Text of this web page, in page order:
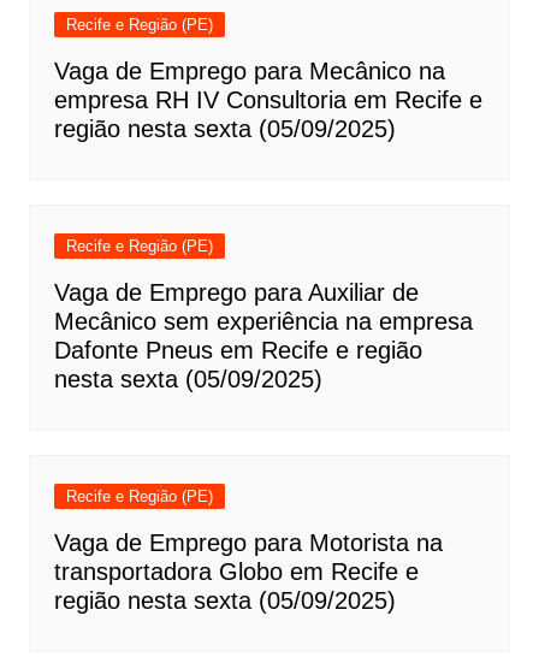
Recife e Região (PE)
Vaga de Emprego para Mecânico na
empresa RH IV Consultoria em Recife e
região nesta sexta (05/09/2025)
Recife e Região (PE)
Vaga de Emprego para Auxiliar de
Mecânico sem experiência na empresa
Dafonte Pneus em Recife e região
nesta sexta (05/09/2025)
Recife e Região (PE)
Vaga de Emprego para Motorista na
transportadora Globo em Recife e
região nesta sexta (05/09/2025)